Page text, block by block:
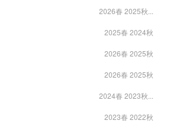
2026春 2025秋...
2025春 2024秋
2026春 2025秋
2026春 2025秋
2024春 2023秋...
2023春 2022秋